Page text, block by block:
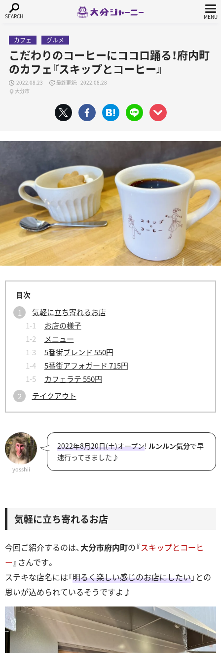
カフェ グルメ
こだわりのコーヒーにココロ踊る！府内町
のカフェ『スキップとコーヒー』
2022.08.23
2022.08.28
大分市
気軽に立ち寄れるお店
お店の様子
メニュー
5番街ブレンド 550円
5番街アフォガード 715円
カフェラテ 550円
テイクアウト
yosshii
2022年8月20日(土)オープン! ルンルン気分で早
速行ってきました♪
気軽に立ち寄れるお店
今回ご紹介するのは、 大分市府内町の『スキップとコーヒ
ー』さんです。
ステキな店名には「明るく楽しい感じのお店にしたい」との
思いが込められているそうですよ♪